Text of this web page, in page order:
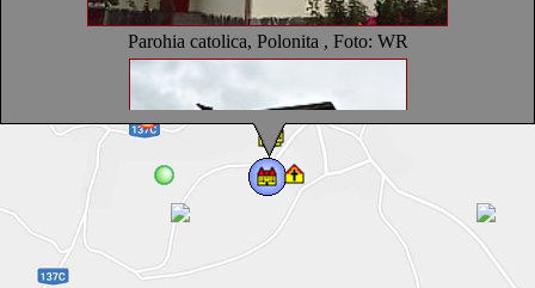
Parohia catolica, Polonita , Foto: WR